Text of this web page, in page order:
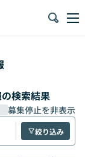
検索結果
募集停止を非表示
絞り込み